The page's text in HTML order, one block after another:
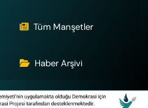
Tüm Manşetler
Haber Arşivi